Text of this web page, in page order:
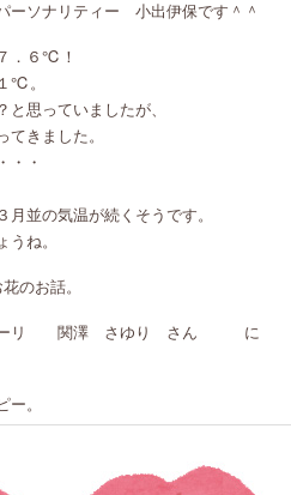
ーソナリティー 小出伊保です＾＾
．６℃！
℃。
思っていましたが、
てきました。
・・
並の気温が続くそうです。
うね。
のお話。
ーリ 関澤 さゆり さん に お
。